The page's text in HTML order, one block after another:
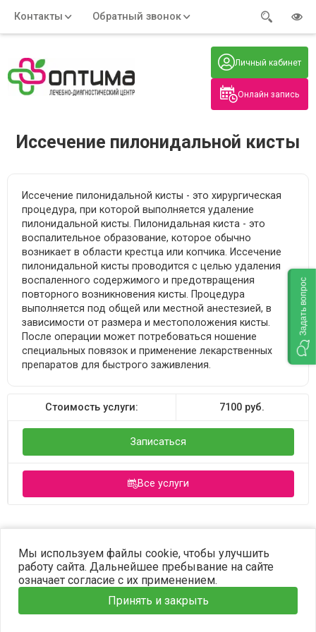
Онлайн запись
Личный кабинет
Контакты
Обратный звонок
Адрес:
Часы работы: Телефон:
+7 (914) 579-77-99
Нажмите на номер, чтобы
позвонить
Иссечение пилонидальной кисты
Иссечение пилонидальной кисты - это хирургическая
процедура, при которой выполняется удаление
пилонидальной кисты. Пилонидальная киста - это
воспалительное образование, которое обычно
возникает в области крестца или копчика. Иссечение
пилонидальной кисты проводится с целью удаления
воспаленного содержимого и предотвращения
повторного возникновения кисты. Процедура
выполняется под общей или местной анестезией, в
зависимости от размера и местоположения кисты.
После операции может потребоваться ношение
специальных повязок и применение лекарственных
препаратов для быстрого заживления.
Стоимость услуги: 7100 руб.
Записаться
Все услуги
©2023 OPTIMA. Все права защищены.
Мы используем файлы cookie, чтобы улучшить
работу сайта. Дальнейшее пребывание на сайте
означает согласие с их применением.
Принять и закрыть
Задать вопрос